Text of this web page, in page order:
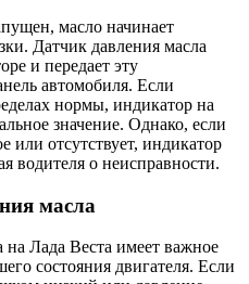
масло начинает
Датчик давления масла
и передает эту
автомобиля. Если
нормы, индикатор на
значение. Однако, если
или отсутствует, индикатор
водителя о неисправности.
масла
на Лада Веста имеет важное
состояния двигателя. Если